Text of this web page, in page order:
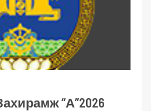
“А”2026